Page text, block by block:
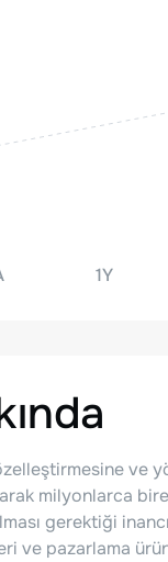
1Y
ve
milyonlarca
gerektiği
ve pazarlama